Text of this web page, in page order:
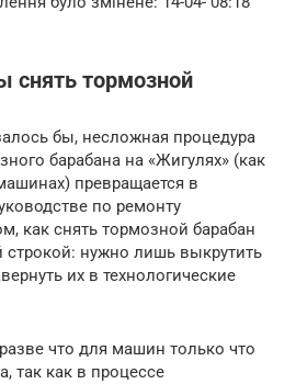
снять тормозной
бы, несложная процедура
барабана на «Жигулях» (как
превращается в
по ремонту
как снять тормозной барабан
строкой: нужно лишь выкрутить
их в технологические
что для машин только что
так как в процессе